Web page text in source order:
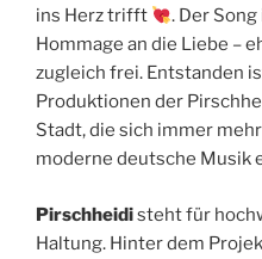
ins Herz trifft
. Der
Hommage an die Liebe –
zugleich frei. Entstanden
Produktionen der
Stadt, die sich immer
moderne deutsche Musik
Pirschheidisteht für
Haltung. Hinter dem